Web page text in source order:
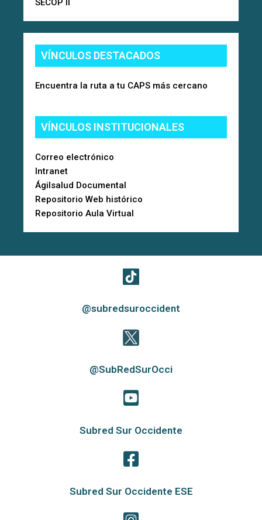
SECOP II
VÍNCULOS DESTACADOS
Encuentra la ruta a tu CAPS más cercano
VÍNCULOS INSTITUCIONALES
Correo electrónico
Intranet
Ágilsalud Documental
Repositorio Web histórico
Repositorio Aula Virtual
@subredsuroccident
@SubRedSurOcci
Subred Sur Occidente
Subred Sur Occidente ESE